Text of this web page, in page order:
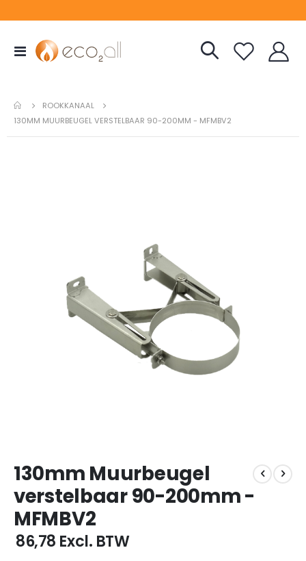
Toggle
Nav
ROOKKANAAL
130MM MUURBEUGEL VERSTELBAAR 90-200MM - MFMBV2
naar
het
begin
van
de
afbeeldingen-
130mm Muurbeugel
verstelbaar 90-200mm -
MFMBV2
€ 86,78 Excl. BTW